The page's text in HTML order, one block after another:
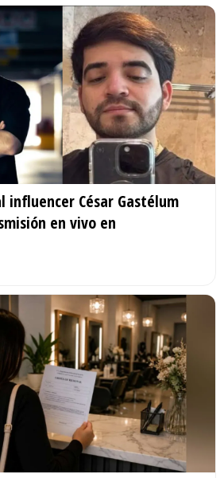
influencer César Gastélum
en vivo en